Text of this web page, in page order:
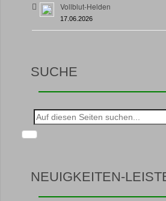
Vollblut-Helden
17.06.2026
SUCHE
Suche
nach:
NEUIGKEITEN-